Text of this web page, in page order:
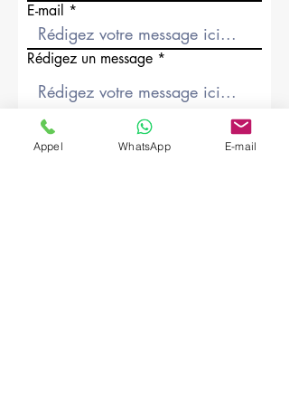
E-mail
Rédigez un message
Société
Appel WhatsApp E-mail